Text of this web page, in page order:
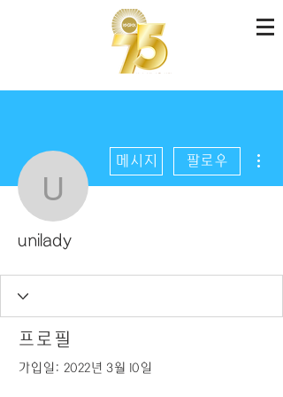
unilady
메시지 팔로우
unilady
프로필
가입일: 2022년 3월 10일